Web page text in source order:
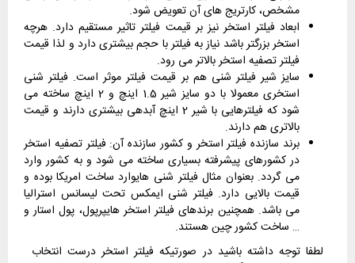
مشخص، کارتریج های آن تعویض شود.
ابعاد فیلتر استخر نیز بر قیمت فیلتر تاثیر مستقیم دارد. هرچه
استخر بزرگتر باشد نیاز به فیلتر با حجم بیشتری دارد و لذا قیمت
فیلتر تصفیه استخر بالاتر می رود.
سایز شیر فیلتر شنی هم بر قیمت فیلتر موثر است. فیلتر شنی
استخری معمولا با دو سایز شیر 1.5 اینچ و 2 اینچ ساخته می
شود که فیلترهایی با شیر 2 اینچ آبدهی بیشتری دارند و قیمت
بالاتری هم دارند.
برند سازنده فیلتر استخر و کشور سازنده آن: فیلتر تصفیه استخر
در کشورهای پیشرفته بسیاری ساخته می شود و به کشور وارد
می گردد. بعنوان مثال فیلتر شنی هایوارد ساخت امریکا بوده و
قیمت بالایی دارد. فیلتر شنی ایمکس تحت لیسانس استرالیا
می باشد. همچنین برندهای فیلتر استخر هایپرپول، پول استار و
… ساخت کشور چین هستند.
لطفا توجه داشته باشید در صورتیکه فیلتر استخر درست انتخاب